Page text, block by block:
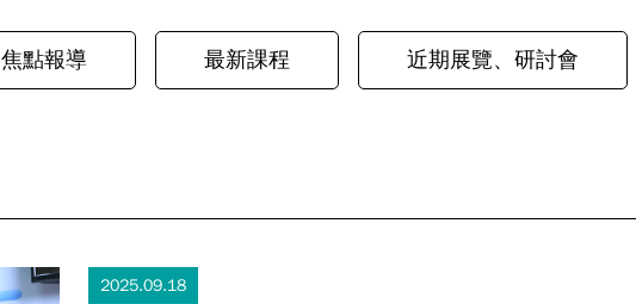
焦點報導 最新課程 近期展覽、研討會
2025.09.18